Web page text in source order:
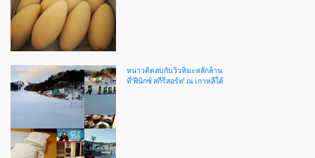
หนาวติดลบกับวิวหิมะหลักล้าน
ที่'ฟีนิกซ์ สกีรีสอร์ท' ณ เกาหลีใต้